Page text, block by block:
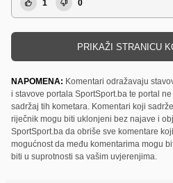
1 0
PRIKAŽI STRANICU
NAPOMENA: Komentari odražavaju
i stavove portala SportSport.ba te portal
sadržaj tih kometara. Komentari koji
riječnik mogu biti uklonjeni bez najave i
SportSport.ba da obriše sve komentare
mogućnost da među komentarima mogu
biti u suprotnosti sa vašim uvjerenjima.